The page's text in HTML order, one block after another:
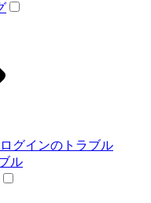
グインのトラブル
ル